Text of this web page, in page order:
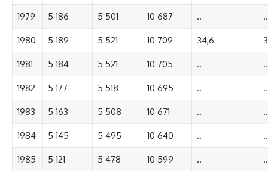
1979 5 186 5 501 10 687 .. ..
1980 5 189 5 521 10 709 34,6
1981 5 184 5 521 10 705 .. ..
1982 5 177 5 518 10 695 .. ..
1983 5 163 5 508 10 671 .. ..
1984 5 145 5 495 10 640 .. ..
1985 5 121 5 478 10 599 .. ..